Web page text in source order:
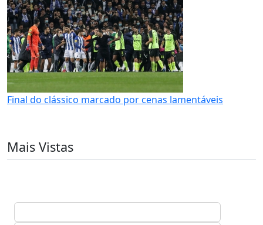
Final do clássico marcado por cenas lamentáveis
Mais Vistas